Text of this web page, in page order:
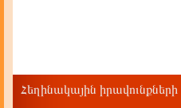
Հեղինակային